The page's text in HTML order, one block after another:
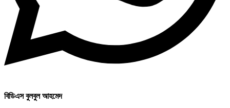
বিডিএস বুলবুল আহমেদ